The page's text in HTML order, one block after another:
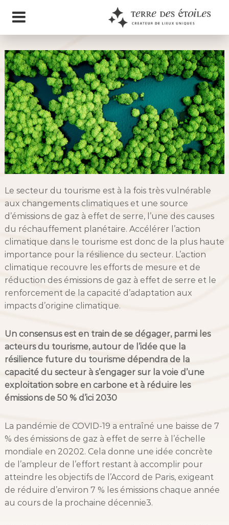
n
n
R
R
E
D
E
S
E
T
O
I
L
E
t
e
u
r
d
e
L
i
e
u
x
u
n
Le secteur du tourisme est à la fois très vulnérable
aux changements climatiques et une source
d’émissions de gaz à effet de serre, l’une des causes
du réchauffement planétaire. Accélérer l’action
climatique dans le tourisme est donc de la plus haute
importance pour la résilience du secteur. L’action
climatique recouvre les efforts de mesure et de
réduction des émissions de gaz à effet de serre et le
renforcement de la capacité d’adaptation aux
impacts d’origine climatique.
Un consensus est en train de se dégager, parmi les
acteurs du tourisme, autour de l’idée que la
résilience future du tourisme dépendra de la
capacité du secteur à s’engager sur la voie d’une
exploitation sobre en carbone et à réduire les
émissions de 50 % d’ici 2030
La pandémie de COVID-19 a entraîné une baisse de 7
% des émissions de gaz à effet de serre à l’échelle
mondiale en 20202. Cela donne une idée concrète
de l’ampleur de l’effort restant à accomplir pour
atteindre les objectifs de l’Accord de Paris, exigeant
de réduire d’environ 7 % les émissions chaque année
au cours de la prochaine décennie3.